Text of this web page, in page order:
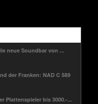
neue Soundbar von ...
der Franken: NAD C 589
Plattenspieler bis 3000.-...